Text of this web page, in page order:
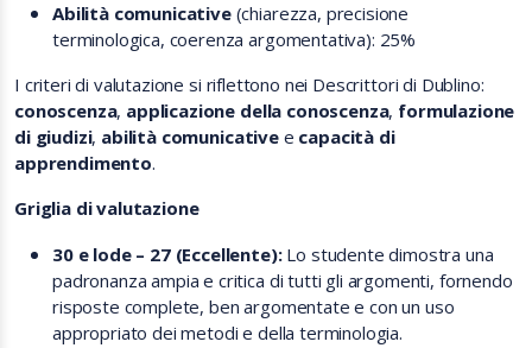
Abilità comunicative(chiarezza, precisione
terminologica, coerenza argomentativa): 25%
I criteri di valutazione si riflettono nei Descrittori di Dublino:
conoscenza, applicazione della conoscenza, formulazione
di giudizi, abilità comunicativee capacità di
apprendimento.
Griglia di valutazione
30 e lode – 27 (Eccellente):Lo studente dimostra una
padronanza ampia e critica di tutti gli argomenti, fornendo
risposte complete, ben argomentate e con un uso
appropriato dei metodi e della terminologia.